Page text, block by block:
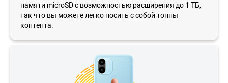
памяти microSD с возможностью расширения до 1 ТБ,
так что вы можете легко носить с собой тонны
контента.